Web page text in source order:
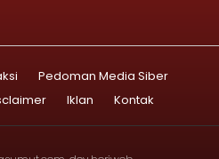
Pedoman Media Siber
Iklan Kontak